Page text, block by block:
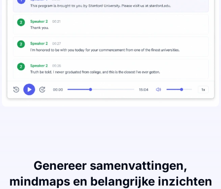
Genereer samenvattingen,
mindmaps en belangrijke inzichten